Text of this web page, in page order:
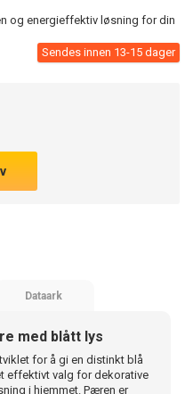
og energieffektiv løsning for din
Sendes innen 13-15 dager
Dataark
med blått lys
for å gi en distinkt blå
effektivt valg for dekorative
i hjemmet. Pæren er